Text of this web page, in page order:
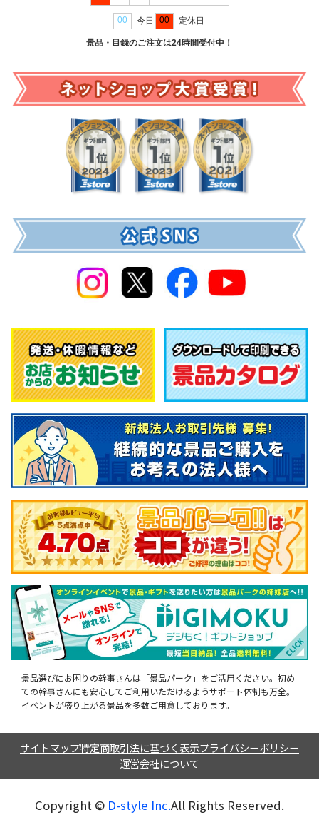
景品選びにお困りの幹事さんは「景品パーク」をご活用ください。初め
ての幹事さんにも安心してご利用いただけるようサポート体制も万全。
イベントが盛り上がる景品を多数ご用意しております。
サイトマップ特定商取引法に基づく表示プライバシーポリシー
運営会社について
Copyright ©︎ D-style Inc.All Rights Reserved.